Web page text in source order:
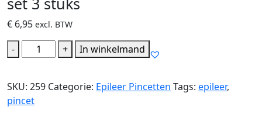
€ 6,95 excl. BTW
-
Pincet
Schuine
Model
Vrouwtje
+ In winkelmand
SKU: 259 Categorie: Epileer Pincetten Tags: epileer,
pincet